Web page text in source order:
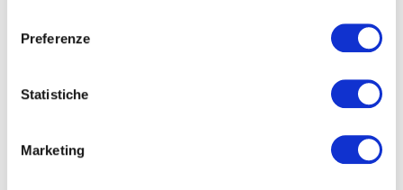
Preferenze
Statistiche
Marketing